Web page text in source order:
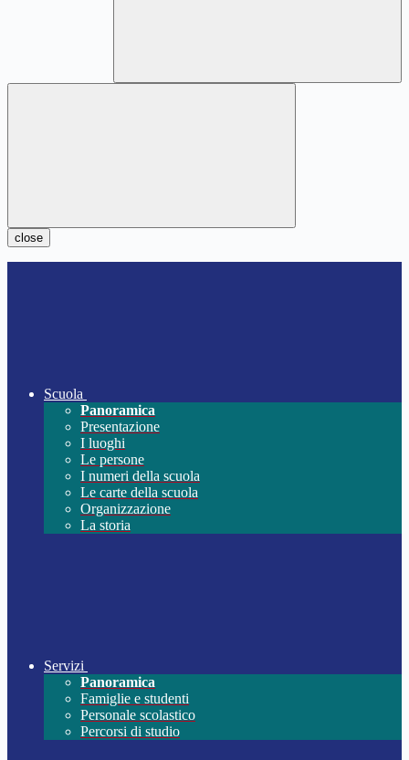
close
Scuola
Panoramica
Presentazione
I luoghi
Le persone
I numeri della scuola
Le carte della scuola
Organizzazione
La storia
Servizi
Panoramica
Famiglie e studenti
Personale scolastico
Percorsi di studio